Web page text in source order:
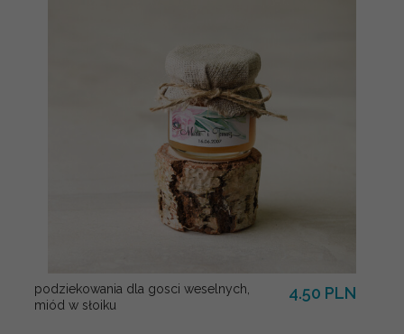
podziekowania dla gosci weselnych,
miód w słoiku
4.50 PLN